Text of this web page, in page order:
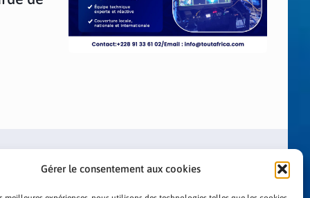
Gérer le consentement aux cookies